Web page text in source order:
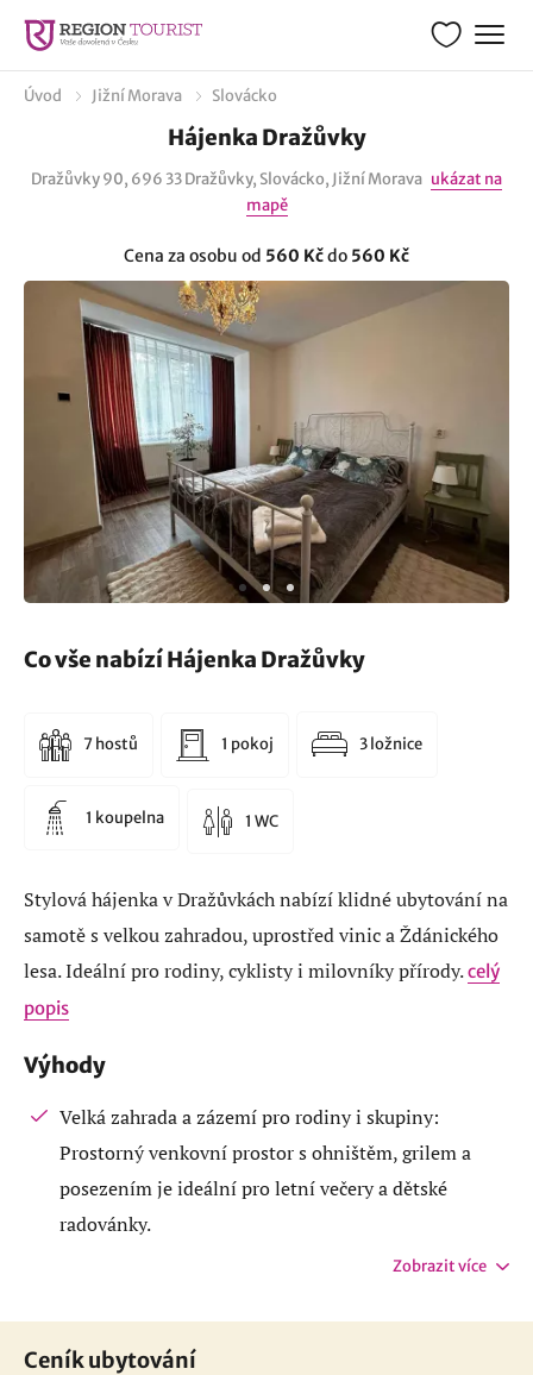
Úvod Jižní Morava Slovácko
Hájenka Dražůvky
Dražůvky 90, 696 33 Dražůvky, Slovácko, Jižní Morava ukázat na
mapě
Cena za osobu od 560 Kčdo 560 Kč
Co vše nabízí Hájenka Dražůvky
7 hostů 1 pokoj 3 ložnice
1 koupelna 1 WC
Stylová hájenka v Dražůvkách nabízí klidné ubytování na
samotě s velkou zahradou, uprostřed vinic a Ždánického
lesa. Ideální pro rodiny, cyklisty i milovníky přírody.celý
popis
Výhody
Velká zahrada a zázemí pro rodiny i skupiny:
Prostorný venkovní prostor s ohništěm, grilem a
posezením je ideální pro letní večery a dětské
radovánky.
Zobrazit více
Ceník ubytování